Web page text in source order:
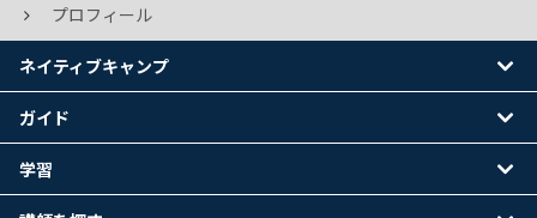
プロフィール
ネイティブキャンプ
ガイド
学習